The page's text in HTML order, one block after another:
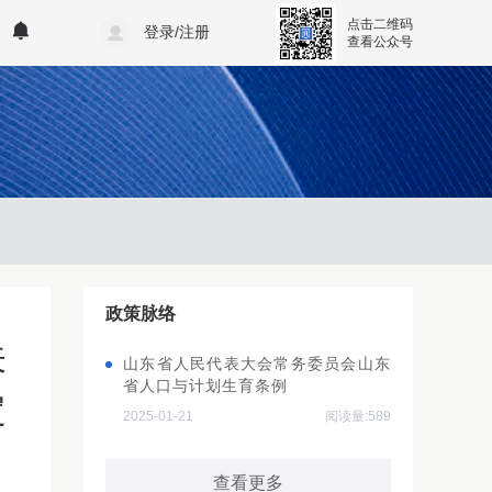
登录/注册
点击二维码
查看公众号
政策脉络
山东省人民代表大会常务委员会山东
省人口与计划生育条例
2025-01-21 阅读量:589
查看更多